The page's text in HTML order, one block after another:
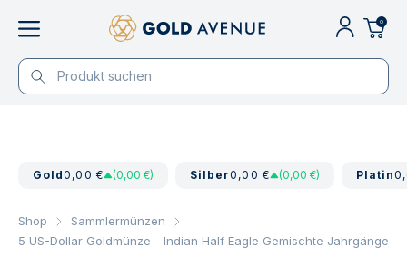
0
Gold0,00 € (0,00 €) Silber0,00 € (0,00 €) Platin
Shop
Sammlermünzen
5 US-Dollar Goldmünze - Indian Half Eagle Gemischte Jahrgänge